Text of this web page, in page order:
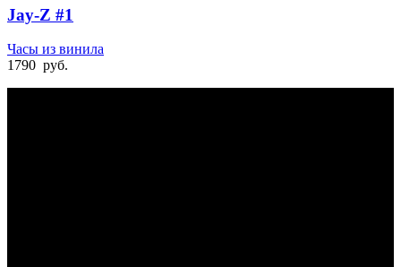
Jay-Z #1
Часы из винила
1790 руб.